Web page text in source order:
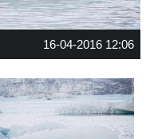
16-04-2016 12:06